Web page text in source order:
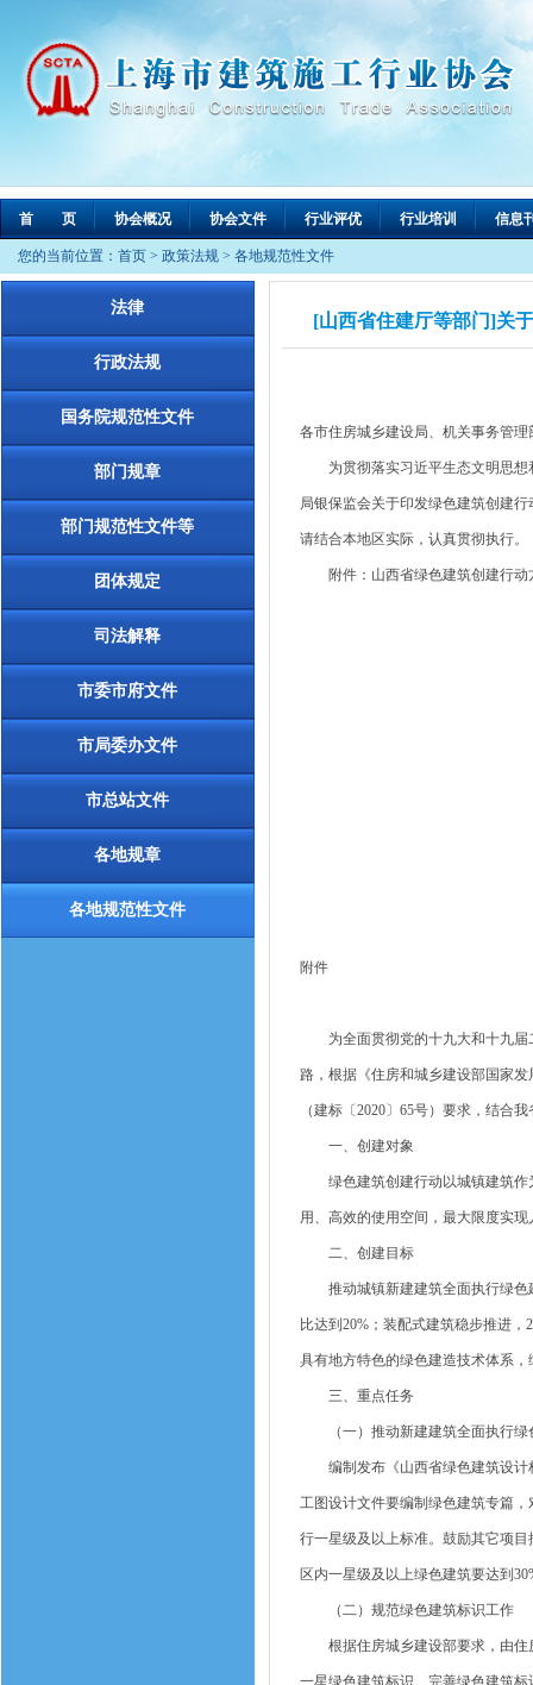
首 页 协会概况 协会文件 行业评优 行业培训 信息
您的当前位置： 首页 > 政策法规 > 各地规范性文件
法律
行政法规
国务院规范性文件
部门规章
部门规范性文件等
团体规定
司法解释
市委市府文件
市局委办文件
市总站文件
各地规章
各地规范性文件
[山西省住建厅等部门]关
各市住房城乡建设局、机关事务管
为贯彻落实习近平生态文明思想
局银保监会关于印发绿色建筑创建
请结合本地区实际，认真贯彻执行。
附件：山西省绿色建筑创建行动
附件
为全面贯彻党的十九大和十九届
路，根据《住房和城乡建设部国家
（建标〔2020〕65号）要求，结合
一、创建对象
绿色建筑创建行动以城镇建筑作
用、高效的使用空间，最大限度实
二、创建目标
推动城镇新建建筑全面执行绿色
比达到20%；装配式建筑稳步推进
具有地方特色的绿色建造技术体系
三、重点任务
（一）推动新建建筑全面执行绿
编制发布《山西省绿色建筑设计
工图设计文件要编制绿色建筑专篇
行一星级及以上标准。鼓励其它项
区内一星级及以上绿色建筑要达到
（二）规范绿色建筑标识工作
根据住房城乡建设部要求，由住
一星绿色建筑标识。完善绿色建筑